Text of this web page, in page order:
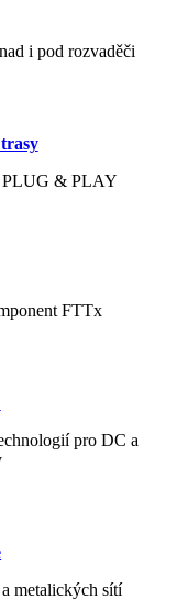
i pod rozvaděči
PLUG & PLAY
FTTx
pro DC a
metalických sítí